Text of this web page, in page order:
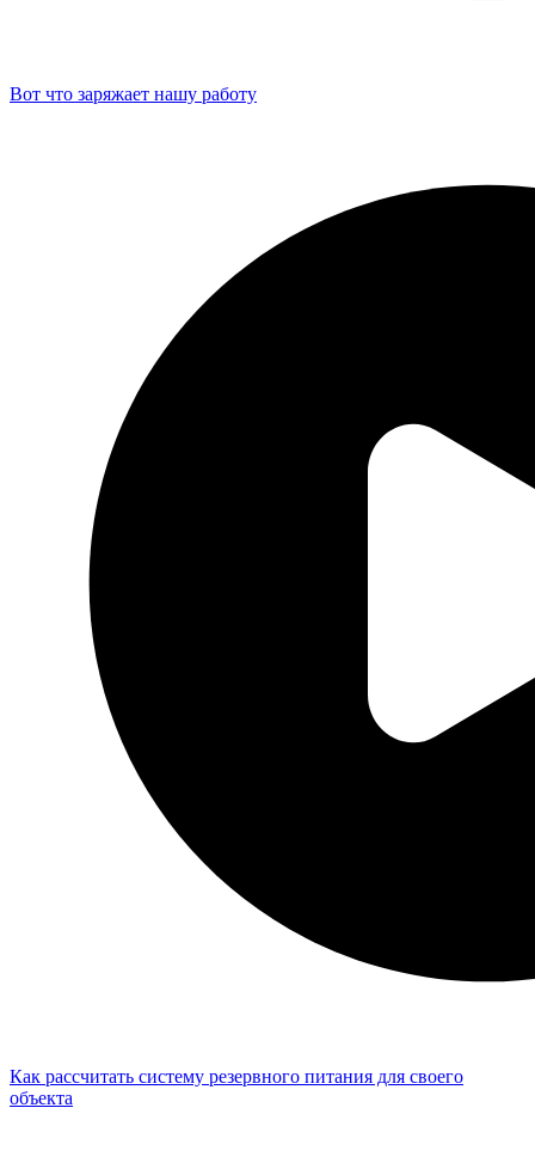
Вот что заряжает нашу работу
Как рассчитать систему резервного питания для своего
объекта